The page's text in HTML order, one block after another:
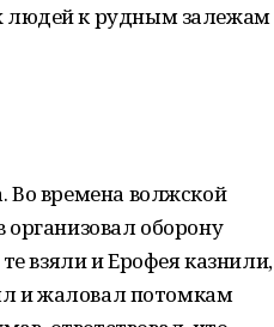
людей к рудным залежам
Во времена волжской
оборону
взяли и Ерофея казнили,
и жаловал потомкам